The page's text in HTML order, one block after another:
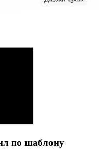
по шаблону